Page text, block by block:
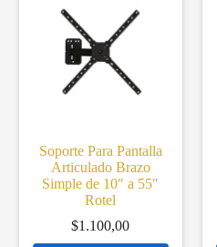
Soporte Para Pantalla
Articulado Brazo
Simple de 10″ a 55″
Rotel
$1.100,00